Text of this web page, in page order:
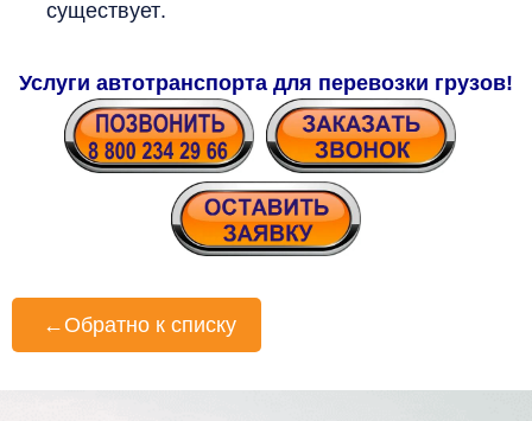
существует.
Услуги автотранспорта для перевозки грузов!
← Обратно к списку